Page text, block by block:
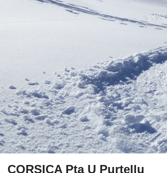
CORSICA Pta U Purtellu